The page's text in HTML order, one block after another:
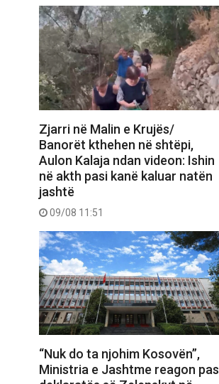
Zjarri në Malin e Krujës/
Banorët kthehen në shtëpi,
Aulon Kalaja ndan videon: Ishin
në akth pasi kanë kaluar natën
jashtë
09/08 11:51
“Nuk do ta njohim Kosovën”,
Ministria e Jashtme reagon pas